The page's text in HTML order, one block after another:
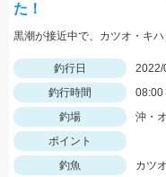
た！
釣行日
2022/
釣行時間
08:00
釣場
沖・
ポイント
釣魚
カツオ